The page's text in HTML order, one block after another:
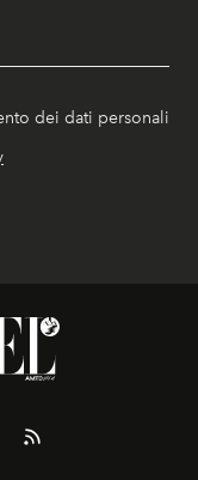
dei dati personali